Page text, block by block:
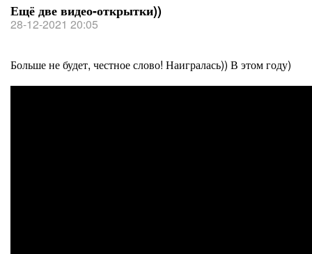
Ещё две видео-открытки))
28-12-2021 20:05
Больше не будет, честное слово! Наигралась)) В этом году)